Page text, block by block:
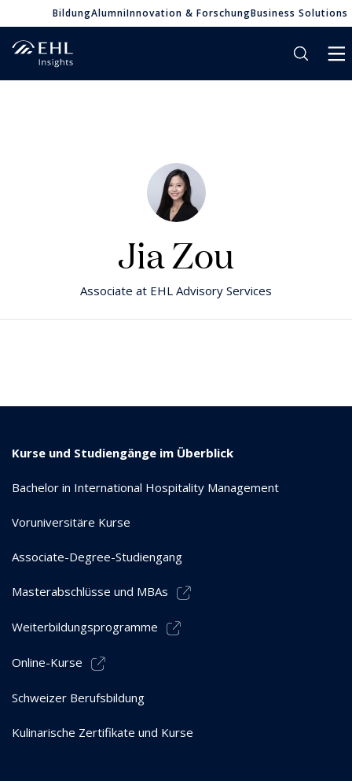
BildungAlumniInnovation & ForschungBusiness Solutions
Jia Zou
Associate at EHL Advisory Services
Kurse und Studiengänge im Überblick
Bachelor in International Hospitality Management
Voruniversitäre Kurse
Associate-Degree-Studiengang
Masterabschlüsse und MBAs
Weiterbildungsprogramme
Online-Kurse
Schweizer Berufsbildung
Kulinarische Zertifikate und Kurse